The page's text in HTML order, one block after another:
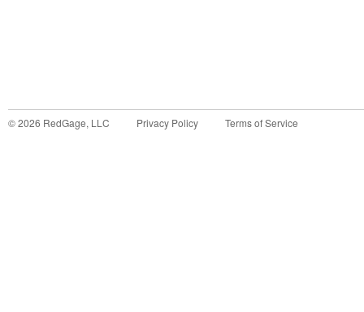
©2026 RedGage, LLC Privacy Policy Terms of Service